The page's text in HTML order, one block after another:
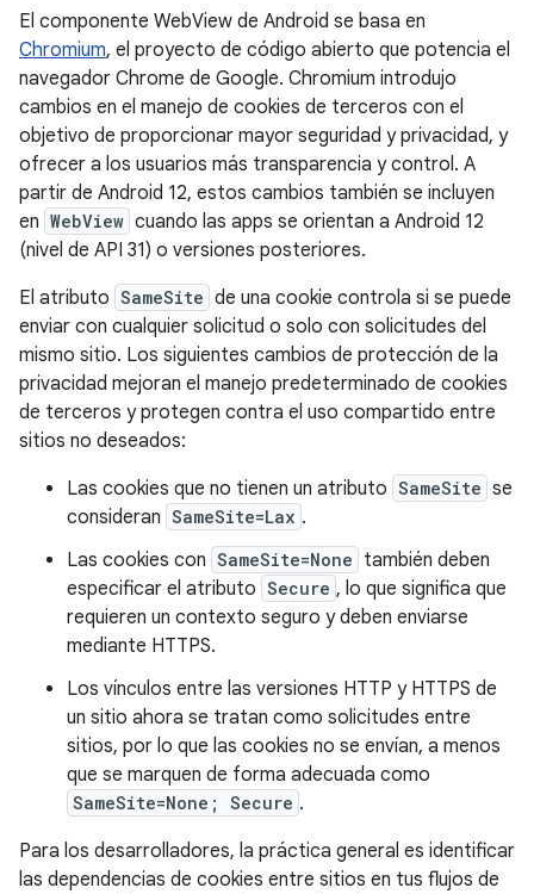
El componente WebView de Android se basa en
Chromium, el proyecto de código abierto que potencia el
navegador Chrome de Google. Chromium introdujo
cambios en el manejo de cookies de terceros con el
objetivo de proporcionar mayor seguridad y privacidad, y
ofrecer a los usuarios más transparencia y control. A
partir de Android 12, estos cambios también se incluyen
en WebView cuando las apps se orientan a Android 12
(nivel de API 31) o versiones posteriores.
El atributo SameSite de una cookie controla si se puede
enviar con cualquier solicitud o solo con solicitudes del
mismo sitio. Los siguientes cambios de protección de la
privacidad mejoran el manejo predeterminado de cookies
de terceros y protegen contra el uso compartido entre
sitios no deseados:
Las cookies que no tienen un atributo SameSite se
consideran SameSite=Lax .
Las cookies con SameSite=None también deben
especificar el atributo Secure , lo que significa que
requieren un contexto seguro y deben enviarse
mediante HTTPS.
Los vínculos entre las versiones HTTP y HTTPS de
un sitio ahora se tratan como solicitudes entre
sitios, por lo que las cookies no se envían, a menos
que se marquen de forma adecuada como
SameSite=None; Secure .
Para los desarrolladores, la práctica general es identificar
las dependencias de cookies entre sitios en tus flujos de